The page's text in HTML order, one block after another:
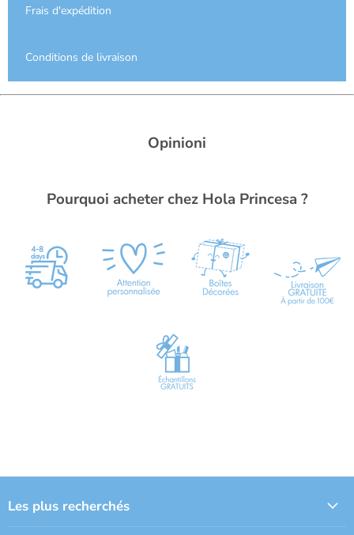
Frais d'expédition
Conditions de livraison
Opinioni
Pourquoi acheter chez Hola Princesa ?
Les plus recherchés